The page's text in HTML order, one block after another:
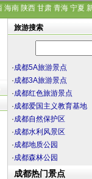
海南 陕西 甘肃 青海 宁夏
旅游搜索
·成都5A旅游景点
·成都3A旅游景点
·成都红色旅游景点
·成都爱国主义教育基地
·成都自然保护区
·成都水利风景区
·成都地质公园
·成都森林公园
成都热门景点